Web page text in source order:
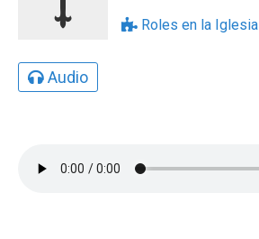
Roles en la Iglesia
Audio